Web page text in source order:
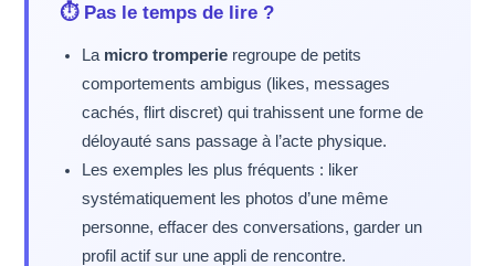
⏱ Pas le temps de lire ?
La micro tromperie regroupe de petits
comportements ambigus (likes, messages
cachés, flirt discret) qui trahissent une forme de
déloyauté sans passage à l’acte physique.
Les exemples les plus fréquents : liker
systématiquement les photos d’une même
personne, effacer des conversations, garder un
profil actif sur une appli de rencontre.